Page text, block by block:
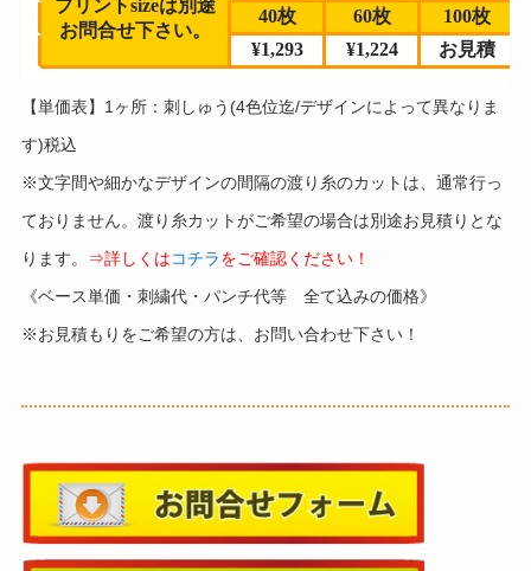
【単価表】1ヶ所：刺しゅう(4色位迄/デザインによって異なりま
す)税込
※文字間や細かなデザインの間隔の渡り糸のカットは、通常行っ
ておりません。渡り糸カットがご希望の場合は別途お見積りとな
ります。
⇒詳しくはコチラをご確認ください！
《ベース単価・刺繍代・パンチ代等 全て込みの価格》
※お見積もりをご希望の方は、お問い合わせ下さい！